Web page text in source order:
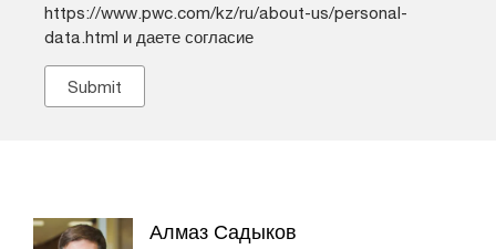
https://www.pwc.com/kz/ru/about-us/personal-
data.html и даете согласие
Алмаз Садыков